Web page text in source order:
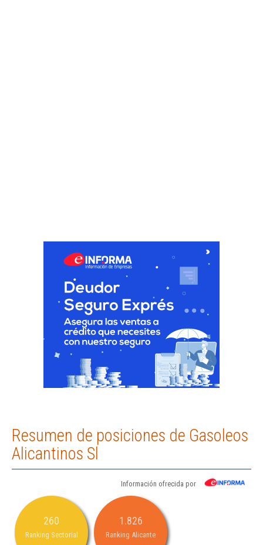
Resumen de posiciones de Gasoleos
Alicantinos Sl
Información ofrecida por
260
Ranking Sectorial
1.826
Ranking Alicante